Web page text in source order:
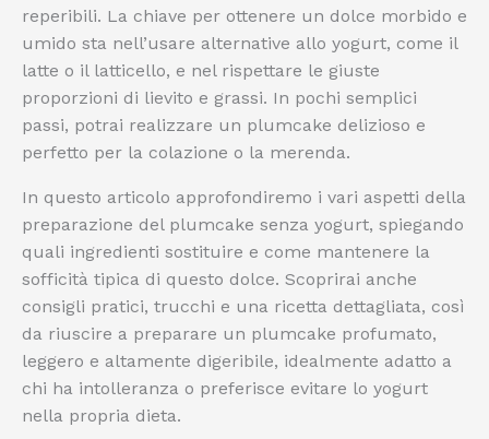
reperibili. La chiave per ottenere un dolce morbido e
umido sta nell’usare alternative allo yogurt, come il
latte o il latticello, e nel rispettare le giuste
proporzioni di lievito e grassi. In pochi semplici
passi, potrai realizzare un plumcake delizioso e
perfetto per la colazione o la merenda.
In questo articolo approfondiremo i vari aspetti della
preparazione del plumcake senza yogurt, spiegando
quali ingredienti sostituire e come mantenere la
sofficità tipica di questo dolce. Scoprirai anche
consigli pratici, trucchi e una ricetta dettagliata, così
da riuscire a preparare un plumcake profumato,
leggero e altamente digeribile, idealmente adatto a
chi ha intolleranza o preferisce evitare lo yogurt
nella propria dieta.